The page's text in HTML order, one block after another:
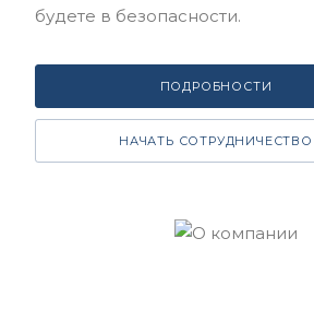
будете в безопасности.
ПОДРОБНОСТИ
НАЧАТЬ СОТРУДНИЧЕСТВО